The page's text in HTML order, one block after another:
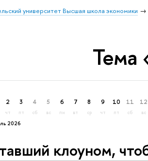
университет Высшая школа экономики
Тема
2026
2
чт
3
пт
4
сб
5
вс
6
пн
7
вт
8
ср
9
чт
10
пт
11
сб
12
вс
клоуном,